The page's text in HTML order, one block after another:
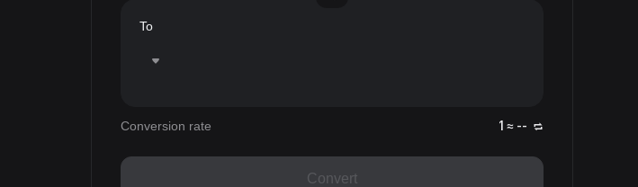
To
Conversion rate 1 ≈ --
Convert